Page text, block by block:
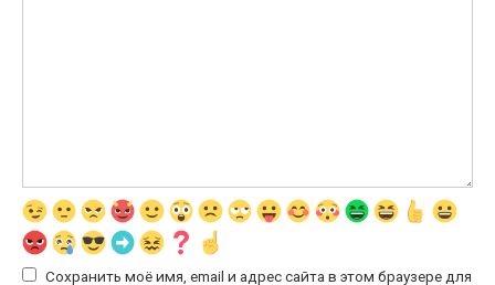
Сохранить моё имя, email и адрес сайта в этом браузере для